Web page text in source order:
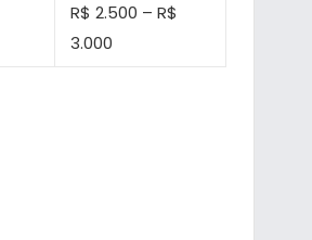
R$ 2.500 – R$
3.000